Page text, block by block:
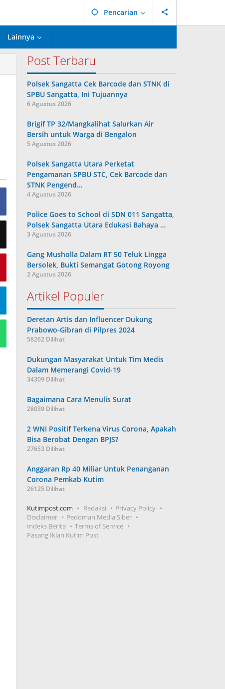
Pencarian
Lainnya
Post Terbaru
Polsek Sangatta Cek Barcode dan STNK di
SPBU Sangatta, Ini Tujuannya
6 Agustus 2026
Brigif TP 32/Mangkalihat Salurkan Air
Bersih untuk Warga di Bengalon
5 Agustus 2026
Polsek Sangatta Utara Perketat
Pengamanan SPBU STC, Cek Barcode dan
STNK Pengend…
4 Agustus 2026
Police Goes to School di SDN 011 Sangatta,
Polsek Sangatta Utara Edukasi Bahaya …
3 Agustus 2026
Gang Musholla Dalam RT 50 Teluk Lingga
Bersolek, Bukti Semangat Gotong Royong
2 Agustus 2026
Artikel Populer
Deretan Artis dan Influencer Dukung
Prabowo-Gibran di Pilpres 2024
58262 Dilihat
Dukungan Masyarakat Untuk Tim Medis
Dalam Memerangi Covid-19
34309 Dilihat
Bagaimana Cara Menulis Surat
28039 Dilihat
2 WNI Positif Terkena Virus Corona, Apakah
Bisa Berobat Dengan BPJS?
27653 Dilihat
Anggaran Rp 40 Miliar Untuk Penanganan
Corona Pemkab Kutim
26125 Dilihat
Kutimpost.com Redaksi
Privacy Policy
Disclaimer
Pedoman Media Siber
Indeks Berita
Terms of Service
Pasang Iklan Kutim Post